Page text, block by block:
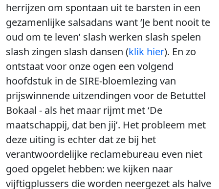
herrijzen om spontaan uit te barsten in een
gezamenlijke salsadans want ‘Je bent nooit te
oud om te leven’ slash werken slash spelen
slash zingen slash dansen (klik hier). En zo
ontstaat voor onze ogen een volgend
hoofdstuk in de SIRE-bloemlezing van
prijswinnende uitzendingen voor de Betuttel
Bokaal - als het maar rijmt met ‘De
maatschappij, dat ben jij’. Het probleem met
deze uiting is echter dat ze bij het
verantwoordelijke reclamebureau even niet
goed opgelet hebben: we kijken naar
vijftigplussers die worden neergezet als halve